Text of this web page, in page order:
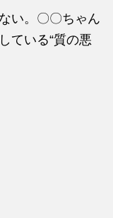
い。〇〇ちゃん
ている“質の悪